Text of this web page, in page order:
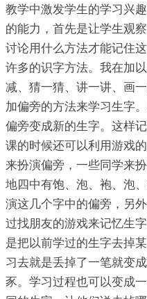
教学中激发学生的学习兴
的能力，首先是让学生观
讨论用什么方法才能记住
许多的识字方法。我在加
减、猜一猜、讲一讲、画
加偏旁的方法来学习生字
偏旁变成新的生字。这样
课的时候还可以利用游戏
来扮演偏旁，一些同学来
地四中有饱、泡、袍、泡
演这几个字中的偏旁，另
过找朋友的游戏来记忆生
是把以前学过的生字去掉
习去就是丢掉了一笔就变
豕。学习过程也可以变成